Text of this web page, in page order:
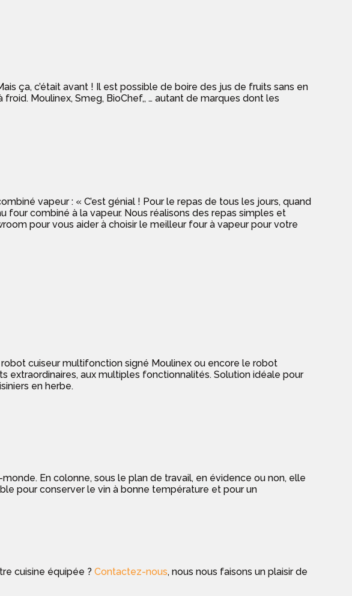
ça, c’était avant ! Il est possible de boire des jus de fruits sans en
Moulinex, Smeg, BioChef,, … autant de marques dont les
vapeur : « C’est génial ! Pour le repas de tous les jours, quand
combiné à la vapeur. Nous réalisons des repas simples et
pour vous aider à choisir le meilleur four à vapeur pour votre
cuiseur multifonction signé Moulinex ou encore le robot
aux multiples fonctionnalités. Solution idéale pour
en herbe.
En colonne, sous le plan de travail, en évidence ou non, elle
pour conserver le vin à bonne température et pour un
cuisine équipée ? Contactez-nous, nous nous faisons un plaisir de